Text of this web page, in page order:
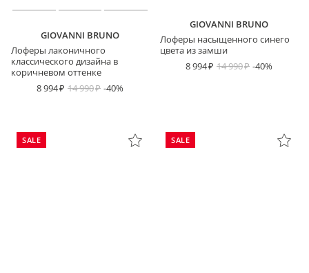
GIOVANNI BRUNO
Лоферы лаконичного
классического дизайна в
коричневом оттенке
8 994
14 990 -40%
GIOVANNI BRUNO
Лоферы насыщенного синего
цвета из замши
8 994
14 990 -40%
SALE SALE